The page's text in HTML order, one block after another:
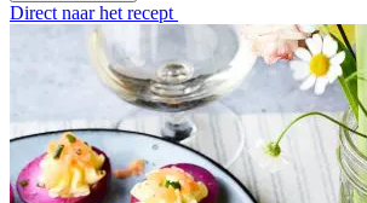
Direct naar het recept